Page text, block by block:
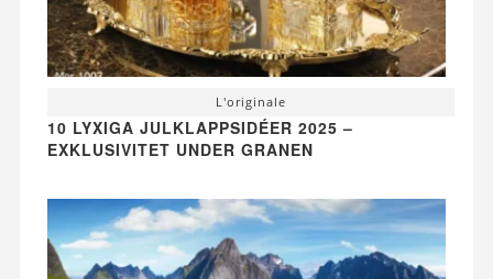
L'originale
10 LYXIGA JULKLAPPSIDÉER 2025 –
EXKLUSIVITET UNDER GRANEN